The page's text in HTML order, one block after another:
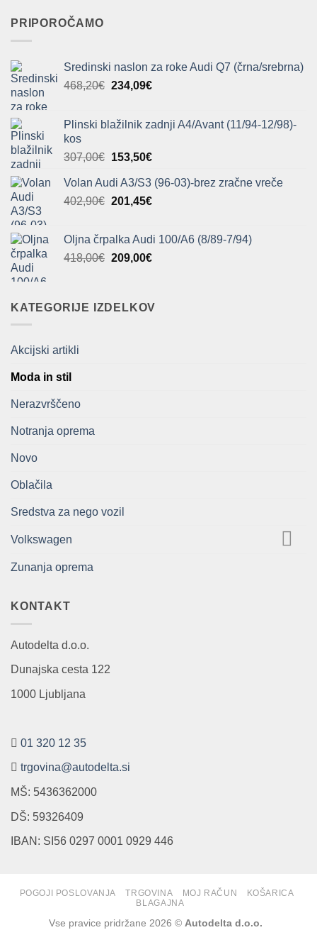
PRIPOROČAMO
Sredinski naslon za roke Audi Q7 (črna/srebrna)
468,20€ Izvirna
bila:
234,09€Trenutna
234,09€.
Plinski blažilnik zadnji A4/Avant (11/94-12/98)-
kos
307,00€ Izvirna
je
bila:
153,50€Trenutna
je:
153,50€.
Volan Audi A3/S3 (96-03)-brez zračne vreče
402,90€ Izvirna
bila:
402,90€.
201,45€Trenutna
201,45€.
Oljna črpalka Audi 100/A6 (8/89-7/94)
418,00€ Izvirna
bila:
209,00€Trenutna
209,00€.
KATEGORIJE IZDELKOV
Akcijski artikli
Moda in stil
Nerazvrščeno
Notranja oprema
Novo
Oblačila
Sredstva za nego vozil
Volkswagen
Zunanja oprema
KONTAKT
Autodelta d.o.o.
Dunajska cesta 122
1000 Ljubljana
01 320 12 35
trgovina@autodelta.si
MŠ: 5436362000
DŠ: 59326409
IBAN: SI56 0297 0001 0929 446
POGOJI POSLOVANJA TRGOVINA MOJ RAČUN
KOŠARICA
BLAGAJNA
Vse pravice pridržane 2026 © Autodelta d.o.o.